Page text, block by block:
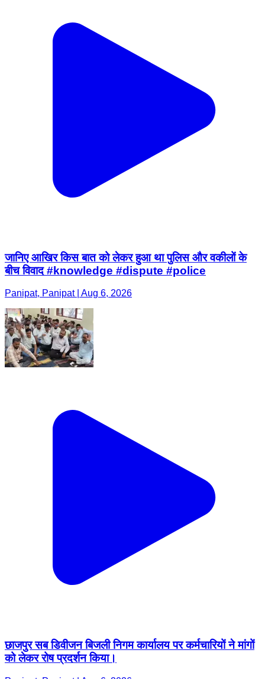
जानिए आखिर किस बात को लेकर हुआ था पुलिस और वकीलों के
बीच विवाद #knowledge #dispute #police
Panipat, Panipat | Aug 6, 2026
छाजपुर सब डिवीजन बिजली निगम कार्यालय पर कर्मचारियों ने मांगों
को लेकर रोष प्रदर्शन किया।